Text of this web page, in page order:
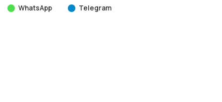
WhatsApp Telegram